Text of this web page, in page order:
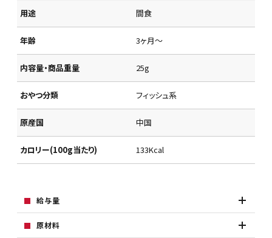
用途 間食
年齢 3ヶ月～
内容量・商品重量 25g
おやつ分類 フィッシュ系
原産国 中国
カロリー(100g当たり) 133Kcal
給与量
原材料